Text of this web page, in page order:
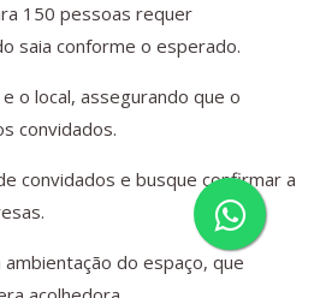
150 pessoas requer
saia conforme o esperado.
o local, assegurando que o
convidados.
convidados e busque confirmar a
do espaço, que